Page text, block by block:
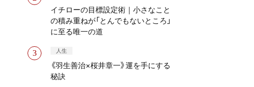
イチローの目標設定術｜小さなこと
の積み重ねが「とんでもないところ」
に至る唯一の道
人生
《羽生善治×桜井章一》運を手にする
秘訣